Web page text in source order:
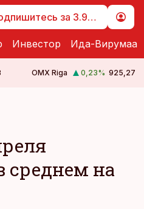
Подпишитесь за 3.99 €
Инвестор Ида-Вирумаа
OMX Riga 0,23% 925,27
среднем на